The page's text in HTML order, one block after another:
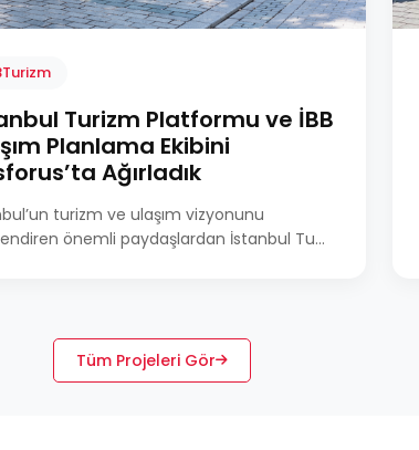
Turizm Platformu ve İBB
Planlama Ekibini
Ağırladık
turizm ve ulaşım vizyonunu
önemli paydaşlardan İstanbul Tu...
Tüm Projeleri Gör